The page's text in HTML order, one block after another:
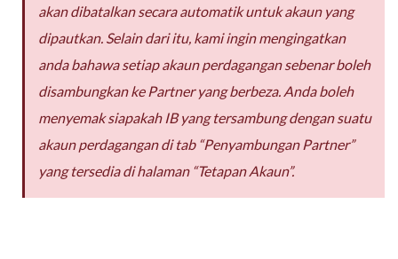
akan dibatalkan secara automatik untuk akaun yang
dipautkan. Selain dari itu, kami ingin mengingatkan
anda bahawa setiap akaun perdagangan sebenar boleh
disambungkan ke Partner yang berbeza. Anda boleh
menyemak siapakah IB yang tersambung dengan suatu
akaun perdagangan di tab “Penyambungan Partner”
yang tersedia di halaman “Tetapan Akaun”.